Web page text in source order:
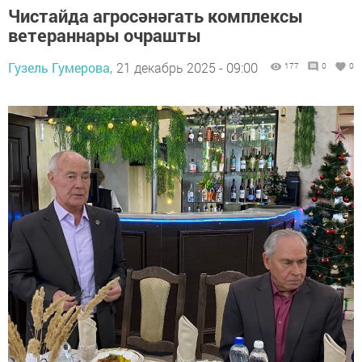
Чистайда агросәнәгать комплексы
ветераннары очрашты
Гузель Гумерова, 21 декабрь 2025 - 09:00 177 0 0